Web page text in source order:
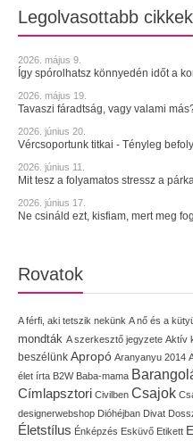
Legolvasottabb cikkek
2026. május 9.
Így spórolhatsz könnyedén időt a
2026. május 19.
Tavaszi fáradtság, vagy valami
2026. június 20.
Vércsoportunk titkai - Tényleg
2026. június 11.
Mit tesz a folyamatos stressz a
2026. június 17.
Ne csináld ezt, kisfiam, mert meg
Rovatok
A férfi, aki tetszik nekünk A nő és a
mondták A szerkesztő jegyzete Aktív
beszélünk Apropó Aranyanyu 2014
élet írta B2W Baba-mama
Címlapsztori Civilben Csajok
designerwebshop Dióhéjban Divat
Életstílus Énképzés Esküvő Etikett